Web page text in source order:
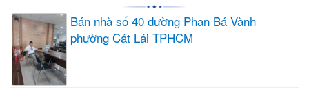
Bán nhà số 40 đường Phan Bá Vành
phường Cát Lái TPHCM